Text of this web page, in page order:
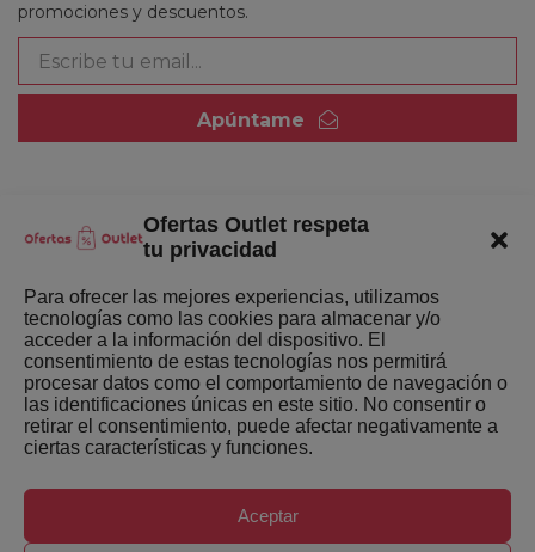
Ofertas Outlet respeta
tu privacidad
Para ofrecer las mejores experiencias, utilizamos
tecnologías como las cookies para almacenar y/o
acceder a la información del dispositivo. El
consentimiento de estas tecnologías nos permitirá
procesar datos como el comportamiento de navegación o
las identificaciones únicas en este sitio. No consentir o
retirar el consentimiento, puede afectar negativamente a
ciertas características y funciones.
Aceptar
promociones y descuentos.
Apúntame
Quienes somos
Últimas Novedades
Mejores ofertas de la semana